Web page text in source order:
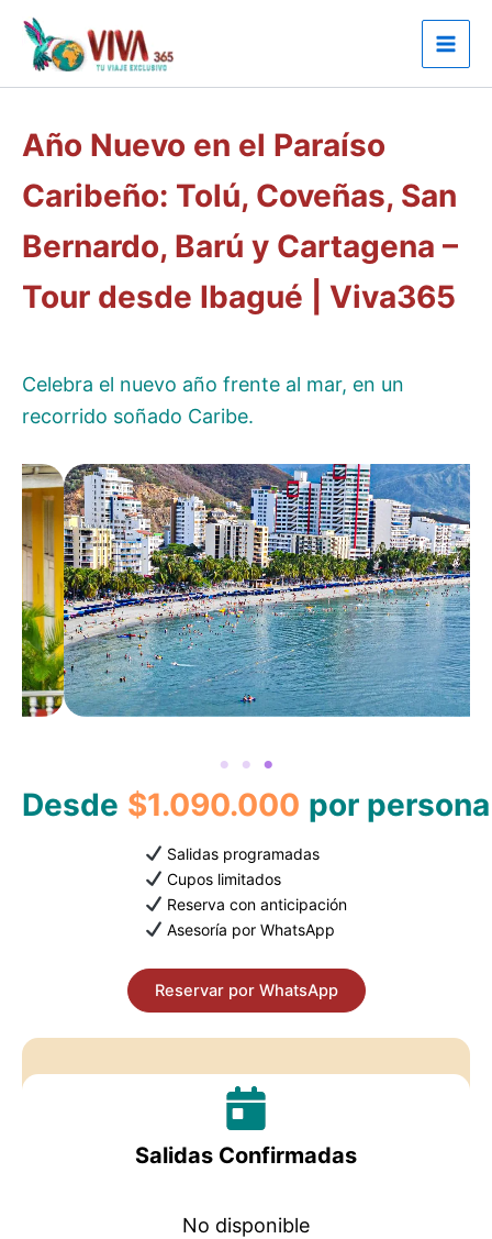
contenido
Año Nuevo en el Paraíso
Caribeño: Tolú, Coveñas, San
Bernardo, Barú y Cartagena –
Tour desde Ibagué | Viva365
Celebra el nuevo año frente al mar, en un
recorrido soñado Caribe.
Desde $1.090.000 por persona
Salidas programadas
Cupos limitados
Reserva con anticipación
Asesoría por WhatsApp
Reservar por WhatsApp
Salidas Confirmadas
No disponible